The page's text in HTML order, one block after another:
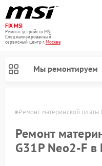
FIX-MSI
Ремонт устройств MSI
Специализированный
cервисный центр г.Москва
Мы ремонтируем
Ремонт материнской
Ремонт
G31P Neo2-F